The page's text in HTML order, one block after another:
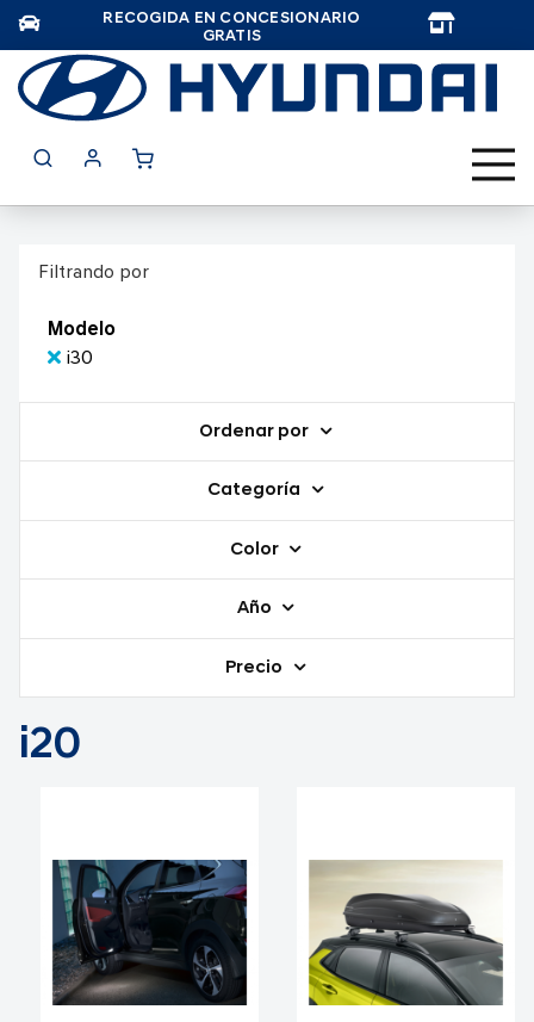
RECOGIDA EN CONCESIONARIO
GRATIS
Filtrando por
Modelo
i30
Ordenar por
Categoría
Color
Año
Precio
i20